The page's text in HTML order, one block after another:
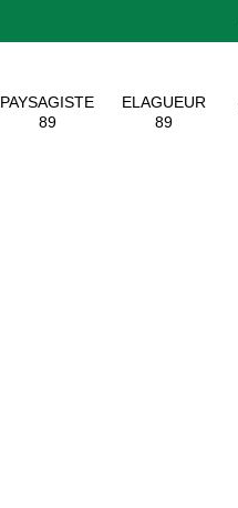
PAYSAGISTE
89
ELAGUEUR
89